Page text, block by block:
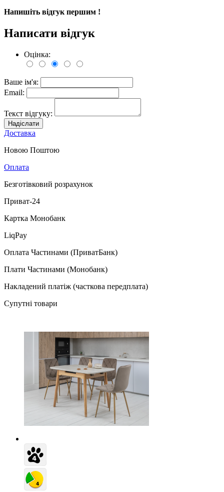
Напишіть відгук першим !
Написати відгук
Оцінка:
Ваше ім'я:
Email:
Текст відгуку:
Надіслати
Доставка
Новою Поштою
Оплата
Безготівковий розрахунок
Приват-24
Картка Монобанк
LiqPay
Оплата Частинами (ПриватБанк)
Плати Частинами (Монобанк)
Накладений платіж (часткова передплата)
Супутні товари